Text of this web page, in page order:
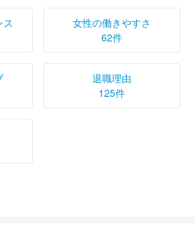
女性の働きやすさ
62件
退職理由
125件